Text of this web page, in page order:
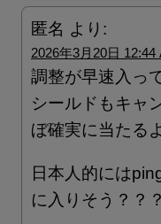
匿名 より:
2026年3月20日 12:44
調整が早速入っ
シールドもキャ
ぼ確実に当たる
日本人的には
に入りそう？？